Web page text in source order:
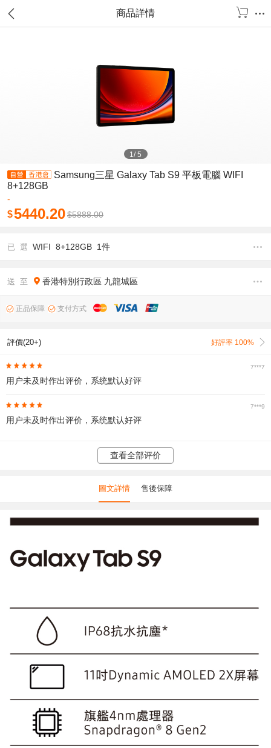
商品詳情
1/5
Samsung三星 Galaxy Tab S9 平板電腦 WIFI
8+128GB
-
$5440.20$5888.00
已 選 WIFI 8+128GB 1件
送 至 香港特別行政區 九龍城區
正品保障 支付方式
評價(20+) 好評率 100%
7***7
用户未及时作出评价，系统默认好评
7***9
用户未及时作出评价，系统默认好评
查看全部评价
圖文詳情 售後保障